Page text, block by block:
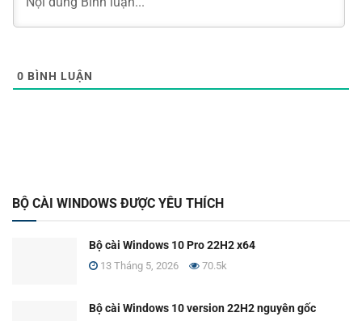
0 BÌNH LUẬN
BỘ CÀI WINDOWS ĐƯỢC YÊU THÍCH
Bộ cài Windows 10 Pro 22H2 x64
13 Tháng 5, 2026 70.5k
Bộ cài Windows 10 version 22H2 nguyên gốc